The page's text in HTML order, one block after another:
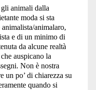
animali dalla
moda si sta
animalaro,
e di un minimo di
da alcune realtà
auspicano la
Non è nostra
un po’ di chiarezza su
quando si